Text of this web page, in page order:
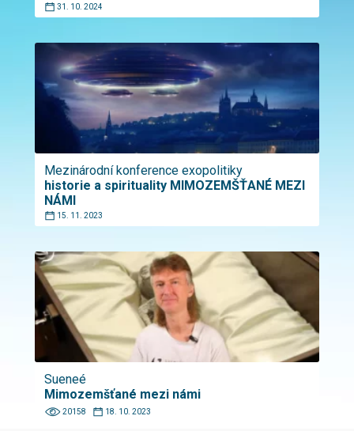
31. 10. 2024
Mezinárodní konference exopolitiky
historie a spirituality MIMOZEMŠŤANÉ MEZI
NÁMI
15. 11. 2023
Sueneé
Mimozemšťané mezi námi
20158 18. 10. 2023